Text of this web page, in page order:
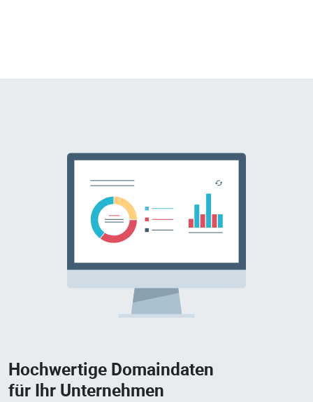
Hochwertige Domaindaten
für Ihr Unternehmen